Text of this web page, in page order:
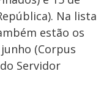
Na lista
estão os
(Corpus
Servidor